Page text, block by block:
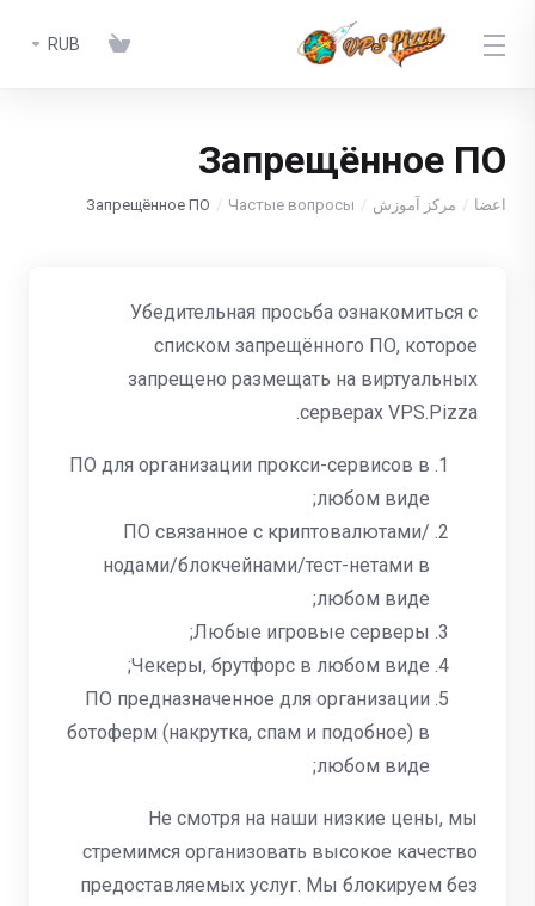
RUB
Запрещённое ПО
اعضا مرکز آموزش Частые вопросы
Запрещённое ПО
Убедительная просьба ознакомиться с
списком запрещённого ПО, которое
запрещено размещать на виртуальных
серверах VPS.Pizza.
ПО для организации прокси-сервисов в
любом виде;
ПО связанное с криптовалютами/
нодами/блокчейнами/тест-нетами в
любом виде;
Любые игровые серверы;
Чекеры, брутфорс в любом виде;
ПО предназначенное для организации
ботоферм (накрутка, спам и подобное) в
любом виде;
Не смотря на наши низкие цены, мы
стремимся организовать высокое качество
предоставляемых услуг. Мы блокируем без